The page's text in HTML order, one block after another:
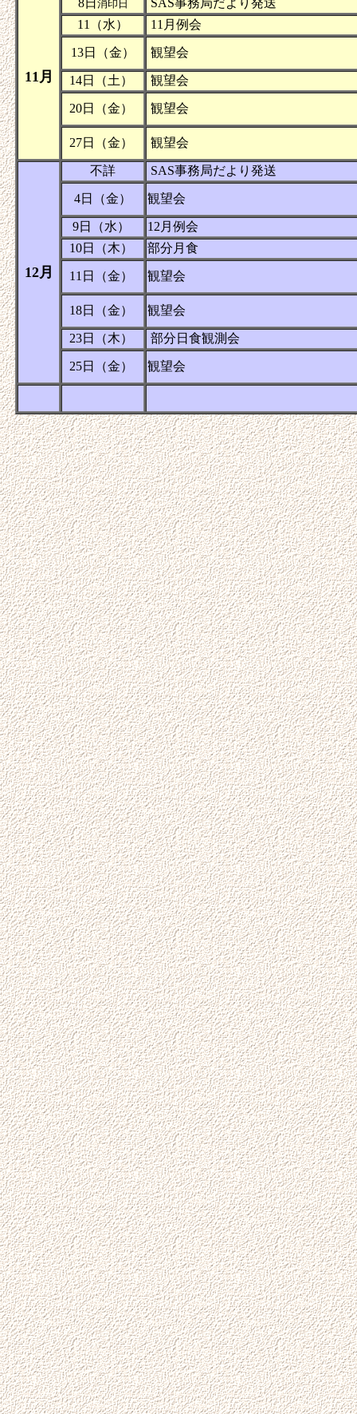
11月
8日 消印日
SAS事務局だより発送
11（水）
11月例会
13日（金） 観望会
14日（土） 観望会
20日（金） 観望会
27日（金） 観望会
12月
不詳 SAS事務局だより発送
4日（金） 観望会
9日（水）
12月例会
10日（木）
部分月食
11日（金） 観望会
18日（金） 観望会
23日（木） 部分日食観測会
25日（金） 観望会